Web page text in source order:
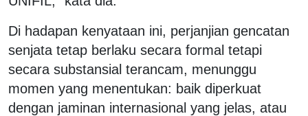
Di hadapan kenyataan ini, perjanjian gencatan
senjata tetap berlaku secara formal tetapi
secara substansial terancam, menunggu
momen yang menentukan: baik diperkuat
dengan jaminan internasional yang jelas, atau